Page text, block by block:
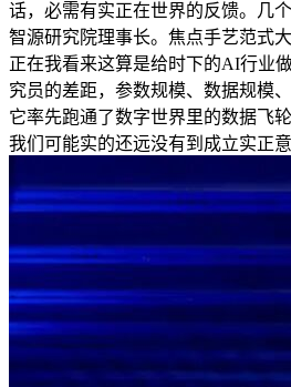
话，必需有实正在世界的反馈。几
智源研究院理事长。焦点手艺范式
正在我看来这算是给时下的AI行业
究员的差距，参数规模、数据规模
它率先跑通了数字世界里的数据飞
我们可能实的还远没有到成立实正